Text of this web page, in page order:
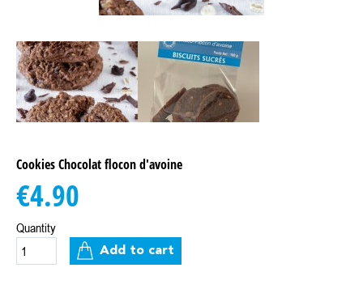
Cookies Chocolat flocon d'avoine
€4.90
Quantity
Add to cart